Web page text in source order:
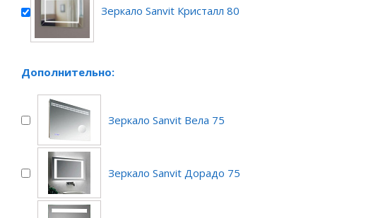
Зеркало Sanvit Кристалл 80
Дополнительно:
Зеркало Sanvit Вела 75
Зеркало Sanvit Дорадо 75